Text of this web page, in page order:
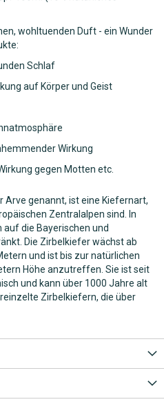
wohltuenden Duft - ein Wunder
Schlaf
auf Körper und Geist
Wirkung
gegen Motten etc.
Arve genannt, ist eine Kiefernart,
Zentralalpen sind. In
die Bayerischen und
Die Zirbelkiefer wächst ab
und ist bis zur natürlichen
Höhe anzutreffen. Sie ist seit
und kann über 1000 Jahre alt
Zirbelkiefern, die über